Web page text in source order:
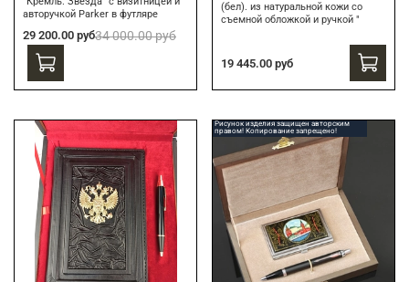
авторучкой Parker в футляре
29 200.00 руб34 000.00 руб
(бел). из натуральной кожи со
съемной обложкой и ручкой "
19 445.00 руб
Рисунок изделия защищен авторским
правом! Копирование запрещено!